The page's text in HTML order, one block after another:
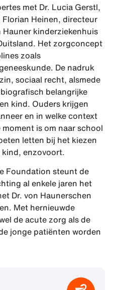
met Dr. Lucia Gerstl,
Heinen, directeur
kinderziekenhuis
Het zorgconcept
zoals
De nadruk
sociaal recht, alsmede
belangrijke
kind. Ouders krijgen
en in welke context
is om naar school
letten bij het kiezen
enzovoort.
Foundation steunt de
al enkele jaren het
Dr. von Haunerschen
Met hernieuwde
de acute zorg als de
jonge patiënten worden